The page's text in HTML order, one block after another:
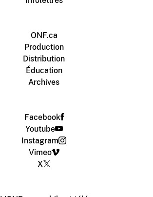
ONF.ca
Production
Distribution
Éducation
Archives
Facebook
Youtube
Instagram
Vimeo
X